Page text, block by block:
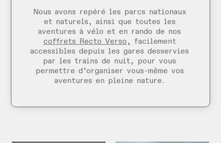
Nous avons repéré les parcs nationaux
et naturels, ainsi que toutes les
aventures à vélo et en rando de nos
coffrets Recto Verso,
facilement
accessibles depuis les gares desservies
par les trains de nuit, pour vous
permettre d’organiser vous-même vos
aventures en pleine nature.